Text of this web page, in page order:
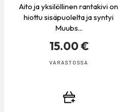
Aito ja yksilöllinen rantakivi on
hiottu sisäpuolelta ja syntyi
Muubs...
15.00 €
VARASTOSSA